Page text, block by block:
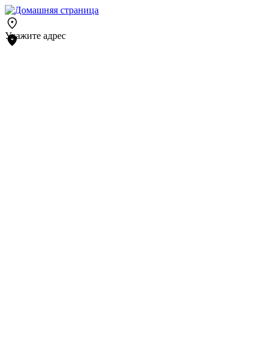
Укажите адрес